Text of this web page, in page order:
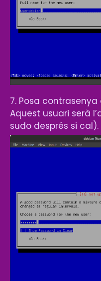
7. Posa
Aquest usuari serà
sudo després si cal).